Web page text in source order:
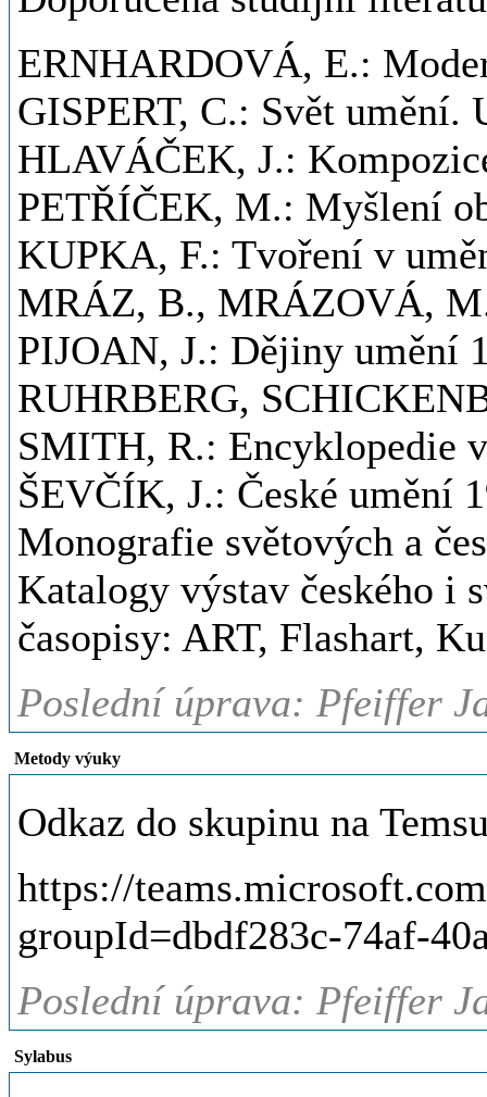
ERNHARDOVÁ, E.:
GISPERT, C.: Svět
HLAVÁČEK, J.:
PETŘÍČEK, M.: Myšlení
KUPKA, F.: Tvoření v
MRÁZ, B., MRÁZOVÁ,
PIJOAN, J.: Dějiny umění
RUHRBERG,
SMITH, R.: Encyklopedie
ŠEVČÍK, J.: České umění
Monografie světových a
Katalogy výstav českého i
časopisy: ART, Flashart,
Poslední úprava: Pfeiffer
Metody výuky
Odkaz do skupinu na
https://
groupId=dbdf283c-74af-
Poslední úprava: Pfeiffer
Sylabus